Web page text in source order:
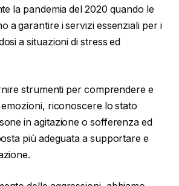
la pandemia del 2020 quando le
a garantire i servizi essenziali per i
a situazioni di stress ed
strumenti per comprendere e
riconoscere lo stato
in agitazione o sofferenza ed
più adeguata a supportare e